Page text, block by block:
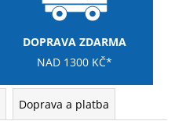
DOPRAVA ZDARMA
NAD 1300 KČ*
Doprava a platba